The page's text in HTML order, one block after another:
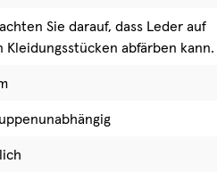
Sie darauf, dass Leder auf
Kleidungsstücken abfärben kann.